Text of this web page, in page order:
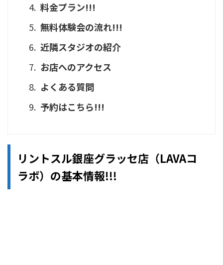
料金プラン!!!
無料体験会の流れ!!!
近隣スタジオの紹介
お店へのアクセス
よくある質問
予約はこちら!!!
リントスル銀座グラッセ店（LAVAコ
ラボ）の基本情報!!!